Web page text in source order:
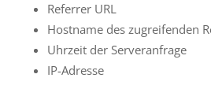
Referrer URL
Hostname des zugreifenden
Uhrzeit der Serveranfrage
IP-Adresse